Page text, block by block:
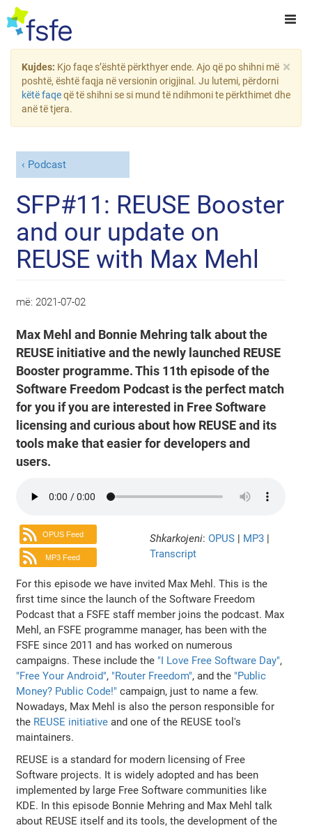
×
Kujdes: Kjo faqe s’është përkthyer ende. Ajo që po shihni më
poshtë, është faqja në versionin origjinal. Ju lutemi, përdorni
këtë faqeqë të shihni se si mund të ndihmoni te përkthimet dhe
anë të tjera.
Podcast
SFP#11: REUSE Booster
and our update on
REUSE with Max Mehl
më: 2021-07-02
Max Mehl and Bonnie Mehring talk about the
REUSE initiative and the newly launched REUSE
Booster programme. This 11th episode of the
Software Freedom Podcast is the perfect match
for you if you are interested in Free Software
licensing and curious about how REUSE and its
tools make that easier for developers and
users.
OPUS Feed
MP3 Feed
Shkarkojeni: OPUS | MP3 |
Transcript
For this episode we have invited Max Mehl. This is the
first time since the launch of the Software Freedom
Podcast that a FSFE staff member joins the podcast. Max
Mehl, an FSFE programme manager, has been with the
FSFE since 2011 and has worked on numerous
campaigns. These include the "I Love Free Software Day",
"Free Your Android", "Router Freedom", and the "Public
Money? Public Code!" campaign, just to name a few.
Nowadays, Max Mehl is also the person responsible for
the REUSE initiative and one of the REUSE tool's
maintainers.
REUSE is a standard for modern licensing of Free
Software projects. It is widely adopted and has been
implemented by large Free Software communities like
KDE. In this episode Bonnie Mehring and Max Mehl talk
about REUSE itself and its tools, the development of the